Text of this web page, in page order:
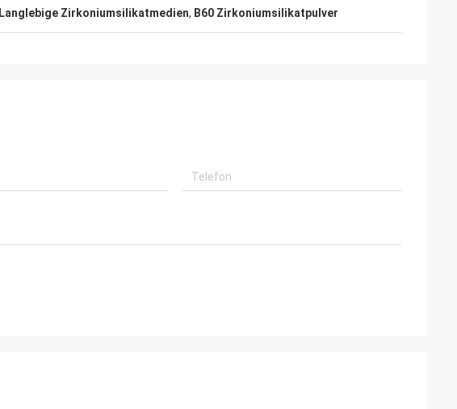
Langlebige Zirkoniumsilikatmedien, B60 Zirkoniumsilikatpulver